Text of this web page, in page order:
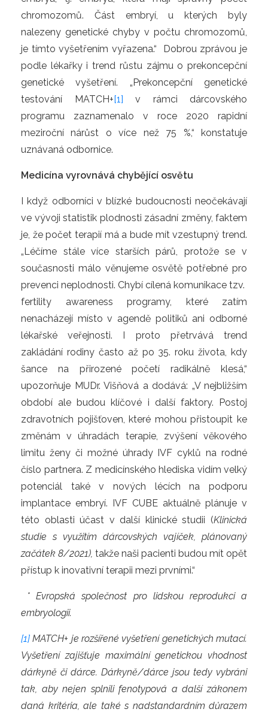
chromozomů. Část embryí, u kterých byly
nalezeny genetické chyby v počtu chromozomů,
je tímto vyšetřením vyřazena.“ Dobrou zprávou je
podle lékařky i trend růstu zájmu o prekoncepční
genetické vyšetření. „Prekoncepční genetické
testování MATCH+[1] v rámci dárcovského
programu zaznamenalo v roce 2020 rapidní
meziroční nárůst o více než 75 %,“ konstatuje
uznávaná odbornice.
Medicína vyrovnává chybějící osvětu
I když odborníci v blízké budoucnosti neočekávají
ve vývoji statistik plodnosti zásadní změny, faktem
je, že počet terapií má a bude mít vzestupný trend.
„Léčíme stále více starších párů, protože se v
současnosti málo věnujeme osvětě potřebné pro
prevenci neplodnosti. Chybí cílená komunikace tzv.
fertility awareness programy, které zatím
nenacházejí místo v agendě politiků ani odborné
lékařské veřejnosti. I proto přetrvává trend
zakládání rodiny často až po 35. roku života, kdy
šance na přirozené početí radikálně klesá,“
upozorňuje MUDr. Višňová a dodává: „V nejbližším
období ale budou klíčové i další faktory. Postoj
zdravotních pojišťoven, které mohou přistoupit ke
změnám v úhradách terapie, zvýšení věkového
limitu ženy či možné úhrady IVF cyklů na rodné
číslo partnera. Z medicínského hlediska vidím velký
potenciál také v nových lécích na podporu
implantace embryí. IVF CUBE aktuálně plánuje v
této oblasti účast v další klinické studii (Klinická
studie s využitím dárcovských vajíček, plánovaný
začátek 8/2021), takže naši pacienti budou mít opět
přístup k inovativní terapii mezi prvními.“
* Evropská společnost pro lidskou reprodukci a
embryologii.
[1] MATCH+ je rozšířené vyšetření genetických mutací.
Vyšetření zajišťuje maximální genetickou vhodnost
dárkyně či dárce. Dárkyně/dárce jsou tedy vybráni
tak, aby nejen splnili fenotypová a další zákonem
daná kritéria, ale také s nadstandardním důrazem